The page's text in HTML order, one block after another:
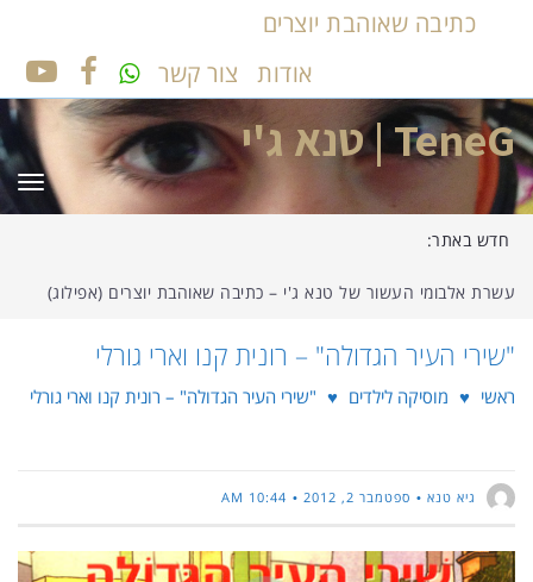
כתיבה שאוהבת יוצרים
אודות
צור קשר
TeneG | טנא ג'י
חדש באתר:
עשרת אלבומי העשור של טנא ג'י – כתיבה שאוהבת יוצרים (אפילוג)
"שירי העיר הגדולה" – רונית קנו וארי גורלי
ראשי ♥ מוסיקה לילדים ♥ "שירי העיר הגדולה" – רונית קנו וארי גורלי
גיא טנא ספטמבר 2, 2012 10:44 AM